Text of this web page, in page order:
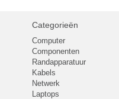
Categorieën
Computer
Componenten
Randapparatuur
Kabels
Netwerk
Laptops